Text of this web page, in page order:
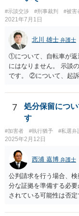
#示談交渉 #刑事裁判 #被害
2021年7月1日
北川 雄士 弁護士
①について、自転車が返
にはなりません。 示談
です。 ②について、起
ますが、警察官の個人
に、示談を行うとすれ
待って、ということは
いうことであれば、弁
被害者の連絡先を教えて
最終的に応じるかは被
者の情報を伝えるとい
が、 弁護士限りで、な
性があります。 以上踏
みてください。
7
処分保留につ
す
#加害者 #執行猶予 #私選弁
2025年2月12日
西浦 嘉博 弁護士
公判請求を行う場合、
分な証拠を準備する必
されている可能性は否